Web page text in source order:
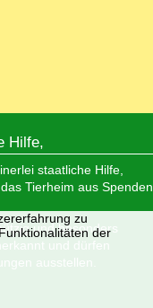
Hilfe,
staatliche Hilfe,
Tierheim aus Spenden
und besonders
und dürfen
ausstellen.
zu
der